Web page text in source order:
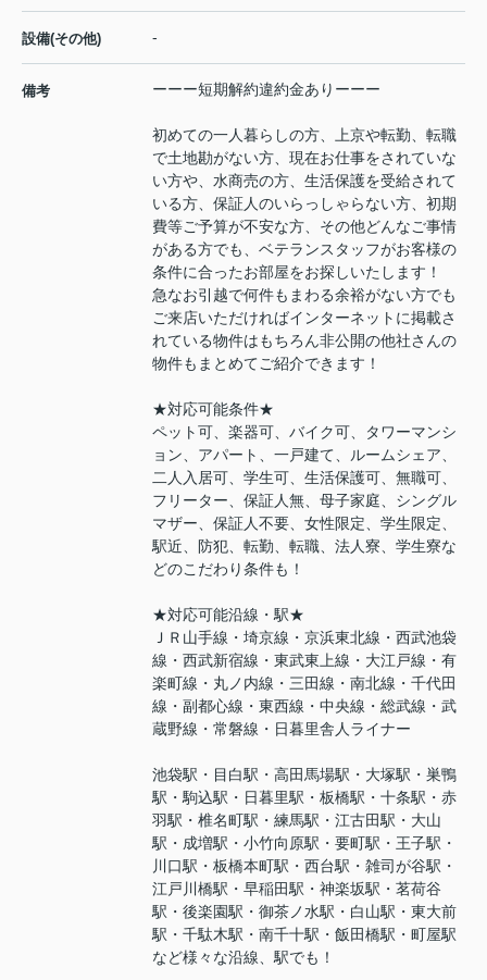
設備(その他) -
備考 ーーー短期解約違約金ありーーー
初めての一人暮らしの方、上京や転勤、転職
で土地勘がない方、現在お仕事をされていな
い方や、水商売の方、生活保護を受給されて
いる方、保証人のいらっしゃらない方、初期
費等ご予算が不安な方、その他どんなご事情
がある方でも、ベテランスタッフがお客様の
条件に合ったお部屋をお探しいたします！
急なお引越で何件もまわる余裕がない方でも
ご来店いただければインターネットに掲載さ
れている物件はもちろん非公開の他社さんの
物件もまとめてご紹介できます！
★対応可能条件★
ペット可、楽器可、バイク可、タワーマンシ
ョン、アパート、一戸建て、ルームシェア、
二人入居可、学生可、生活保護可、無職可、
フリーター、保証人無、母子家庭、シングル
マザー、保証人不要、女性限定、学生限定、
駅近、防犯、転勤、転職、法人寮、学生寮な
どのこだわり条件も！
★対応可能沿線・駅★
ＪＲ山手線・埼京線・京浜東北線・西武池袋
線・西武新宿線・東武東上線・大江戸線・有
楽町線・丸ノ内線・三田線・南北線・千代田
線・副都心線・東西線・中央線・総武線・武
蔵野線・常磐線・日暮里舎人ライナー
池袋駅・目白駅・高田馬場駅・大塚駅・巣鴨
駅・駒込駅・日暮里駅・板橋駅・十条駅・赤
羽駅・椎名町駅・練馬駅・江古田駅・大山
駅・成増駅・小竹向原駅・要町駅・王子駅・
川口駅・板橋本町駅・西台駅・雑司が谷駅・
江戸川橋駅・早稲田駅・神楽坂駅・茗荷谷
駅・後楽園駅・御茶ノ水駅・白山駅・東大前
駅・千駄木駅・南千十駅・飯田橋駅・町屋駅
など様々な沿線、駅でも！